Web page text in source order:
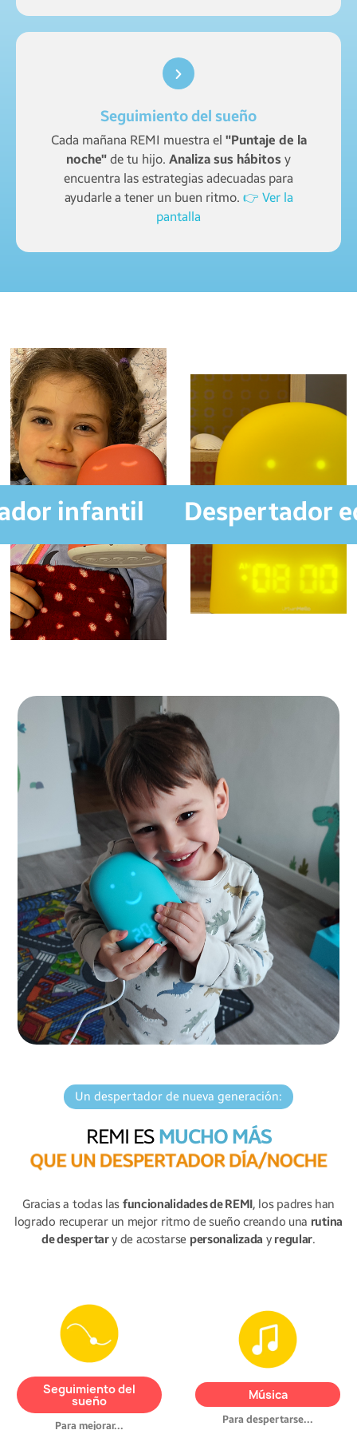
Seguimiento del sueño
Cada mañana REMI muestra el "Puntaje de la
noche" de tu hijo. Analiza sus hábitos y
encuentra las estrategias adecuadas para
ayudarle a tener un buen ritmo. 👉 Ver la
pantalla
infantil Despertador
Un despertador de nueva generación:
REMI ES MUCHO MÁS
QUEUNDESPERTADOR DÍA/NOCHE
Gracias a todas las funcionalidades de REMI, los padres han
logrado recuperar un mejor ritmo de sueño creando una rutina
de despertary de acostarse personalizada y regular.
Seguimiento del
sueño
Para mejorar...
REMI registra los detalles del
sueño de tu hijo.
Analiza sus
y mejora su rutina.
REMI te da consejos y sigue
sus progresos.
Música
Para despertarse...
Ayuda a tu hijo a dormirse con
músicas/nanas pregrabadas.
Reproduce tus archivos
descargando tus canciones
favoritas a través de USB.